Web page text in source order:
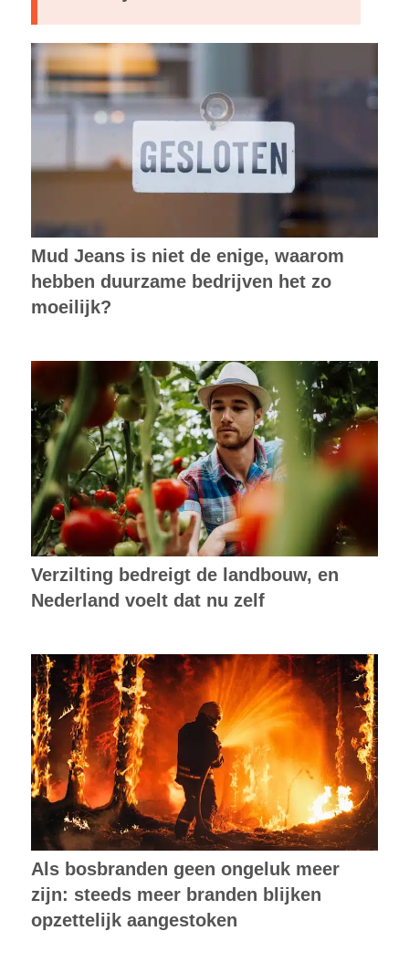
Mud Jeans is niet de enige, waarom
hebben duurzame bedrijven het zo
moeilijk?
Verzilting bedreigt de landbouw, en
Nederland voelt dat nu zelf
Als bosbranden geen ongeluk meer
zijn: steeds meer branden blijken
opzettelijk aangestoken